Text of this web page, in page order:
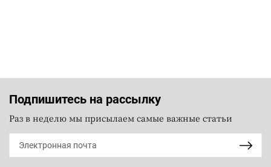
Подпишитесь на рассылку
Раз в неделю мы присылаем самые важные статьи